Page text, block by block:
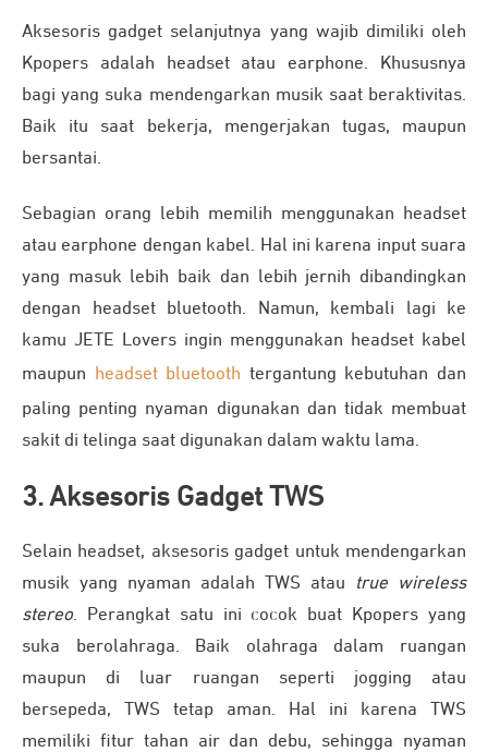
Aksesoris gadget selanjutnya yang wajib dimiliki oleh
Kpopers adalah headset atau earphone. Khususnya
bagi yang suka mendengarkan musik saat beraktivitas.
Baik itu saat bekerja, mengerjakan tugas, maupun
bersantai.
Sebagian orang lebih memilih menggunakan headset
atau earphone dengan kabel. Hal ini karena input suara
yang masuk lebih baik dan lebih jernih dibandingkan
dengan headset bluetooth. Namun, kembali lagi ke
kamu JETE Lovers ingin menggunakan headset kabel
maupun
headset bluetooth tergantung kebutuhan dan
paling penting nyaman digunakan dan tidak membuat
sakit di telinga saat digunakan dalam waktu lama.
3. Aksesoris Gadget TWS
Selain headset, aksesoris gadget untuk mendengarkan
musik yang nyaman adalah TWS atau
true wireless
stereo. Perangkat satu ini cocok buat Kpopers yang
suka berolahraga. Baik olahraga dalam ruangan
maupun di luar ruangan seperti jogging atau
bersepeda, TWS tetap aman. Hal ini karena TWS
memiliki fitur tahan air dan debu, sehingga nyaman